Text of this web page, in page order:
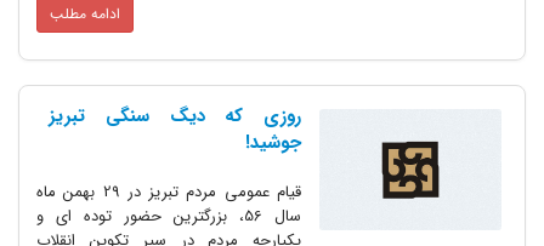
ادامه مطلب
روزی که دیگ سنگی تبریز
جوشید!
قیام عمومی مردم تبریز در 29 بهمن ماه
سال 56، بزرگترین حضور توده ای و
یکپارچه مردم در سیر تکوین انقلاب